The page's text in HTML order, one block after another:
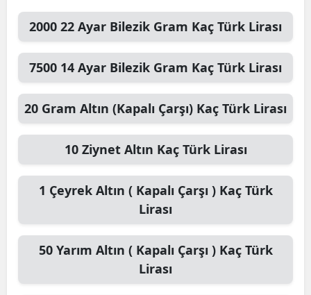
2000 22 Ayar Bilezik Gram Kaç Türk Lirası
7500 14 Ayar Bilezik Gram Kaç Türk Lirası
20 Gram Altın (Kapalı Çarşı) Kaç Türk Lirası
10 Ziynet Altın Kaç Türk Lirası
1 Çeyrek Altın ( Kapalı Çarşı )Kaç Türk
Lirası
50 Yarım Altın ( Kapalı Çarşı )Kaç Türk
Lirası